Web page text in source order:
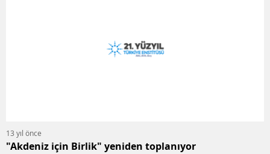
13 yıl önce
"Akdeniz için Birlik" yeniden toplanıyor